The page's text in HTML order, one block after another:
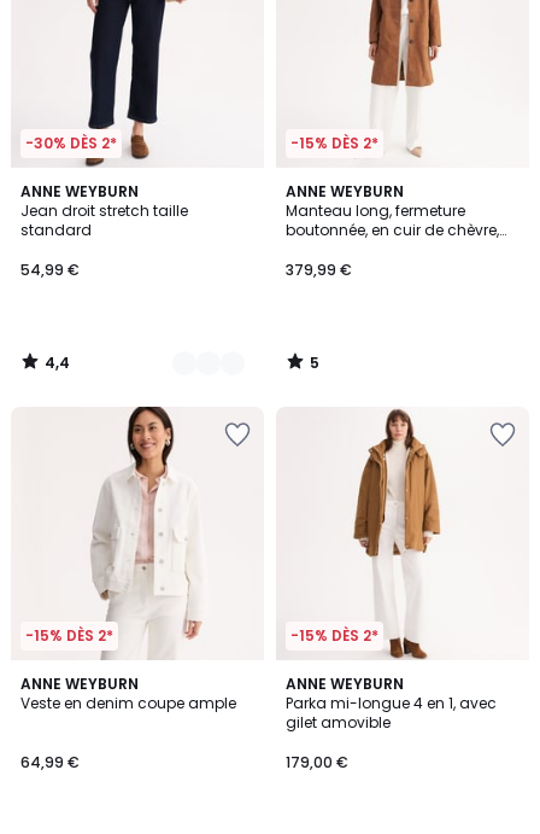
-30% DÈS 2*
ANNE WEYBURN
Jean droit stretch taille
standard
54,99 €
4,4
/ 5
2
Couleurs
4,4
/
-15% DÈS 2*
ANNE WEYBURN
Manteau long, fermeture
boutonnée, en cuir de chèvre,
379,99 €
5
/
5
5
/
-15% DÈS 2*
ANNE WEYBURN
Veste en denim coupe ample
64,99 €
4,3
/ 5
-15% DÈS 2*
ANNE WEYBURN
Parka mi-longue 4 en 1, avec
gilet amovible
179,00 €
4,8
/ 5
2
Couleurs